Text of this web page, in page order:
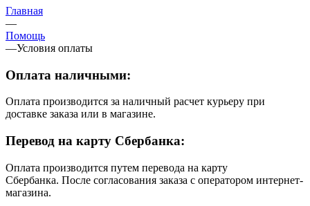
Главная
—
Помощь
—Условия оплаты
Оплата наличными:
Оплата производится за наличный расчет курьеру при
доставке заказа или в магазине.
Перевод на карту Сбербанка:
Оплата производится путем перевода на карту
Сбербанка. После согласования заказа с оператором интернет-
магазина.